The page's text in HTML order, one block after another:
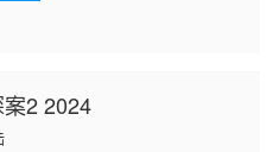
2 2024